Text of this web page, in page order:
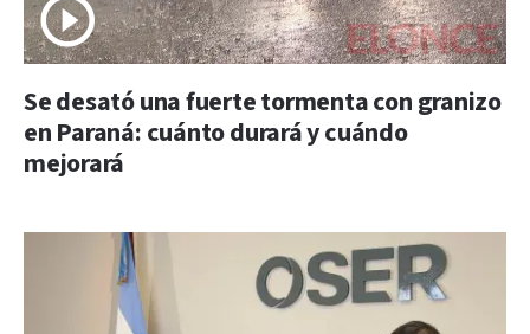
Se desató una fuerte tormenta con granizo
en Paraná: cuánto durará y cuándo
mejorará